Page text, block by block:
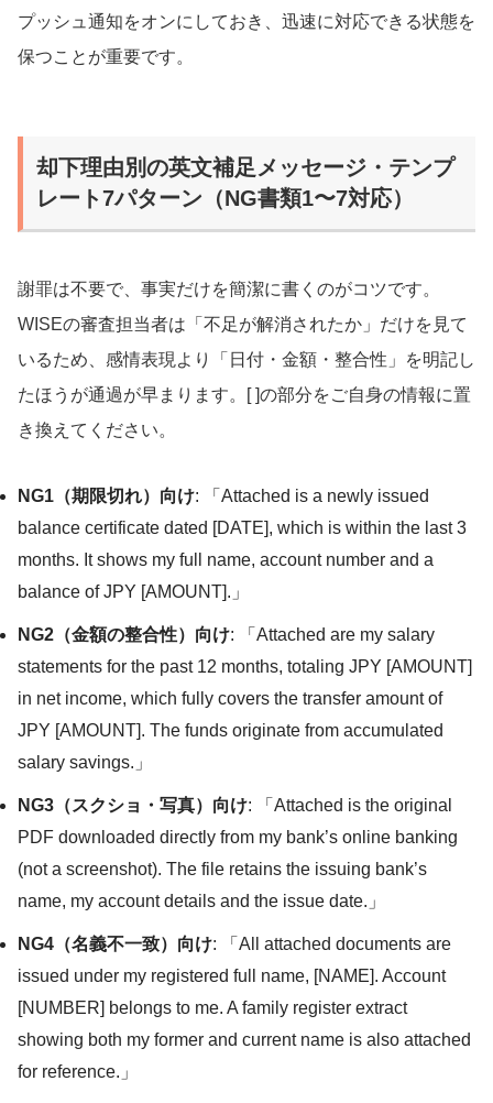
プッシュ通知をオンにしておき、迅速に対応できる状態を
保つことが重要です。
却下理由別の英文補足メッセージ・テンプ
レート7パターン（NG書類1〜7対応）
謝罪は不要で、事実だけを簡潔に書くのがコツです。
WISEの審査担当者は「不足が解消されたか」だけを見て
いるため、感情表現より「日付・金額・整合性」を明記し
たほうが通過が早まります。[ ]の部分をご自身の情報に置
き換えてください。
NG1（期限切れ）向け: 「Attached is a newly issued
balance certificate dated [DATE], which is within the last 3
months. It shows my full name, account number and a
balance of JPY [AMOUNT].」
NG2（金額の整合性）向け: 「Attached are my salary
statements for the past 12 months, totaling JPY [AMOUNT]
in net income, which fully covers the transfer amount of
JPY [AMOUNT]. The funds originate from accumulated
salary savings.」
NG3（スクショ・写真）向け: 「Attached is the original
PDF downloaded directly from my bank’s online banking
(not a screenshot). The file retains the issuing bank’s
name, my account details and the issue date.」
NG4（名義不一致）向け: 「All attached documents are
issued under my registered full name, [NAME]. Account
[NUMBER] belongs to me. A family register extract
showing both my former and current name is also attached
for reference.」